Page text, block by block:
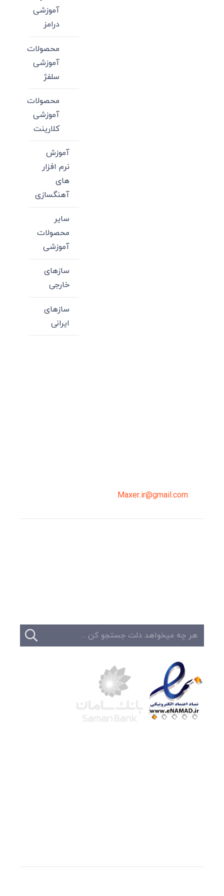
آموزشی
درامز
محصولات
آموزشی
سلفژ
محصولات
آموزشی
کلارینت
آموزش
نرم افزار
های
آهنگسازی
سایر
محصولات
آموزشی
سازهای
خارجی
سازهای
ایرانی
Maxer.ir@gmail.com